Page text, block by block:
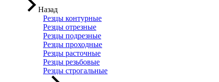
Назад
Резцы контурные
Резцы отрезные
Резцы подрезные
Резцы проходные
Резцы расточные
Резцы резьбовые
Резцы строгальные